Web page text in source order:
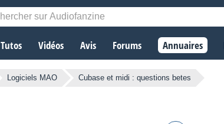
Tutos Vidéos Avis Forums Annuaires
Logiciels MAO Cubase et midi : questions betes